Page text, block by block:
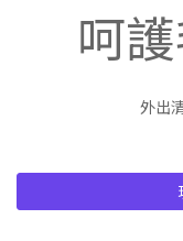
呵
外出